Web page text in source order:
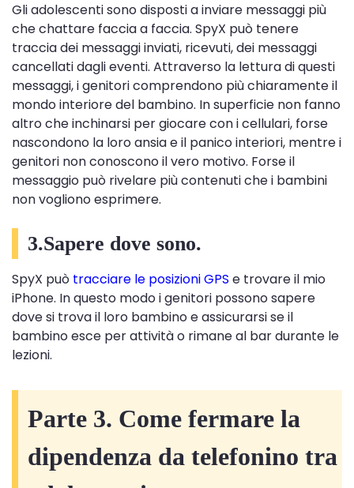
Gli adolescenti sono disposti a inviare messaggi più
che chattare faccia a faccia. SpyX può tenere
traccia dei messaggi inviati, ricevuti, dei messaggi
cancellati dagli eventi. Attraverso la lettura di questi
messaggi, i genitori comprendono più chiaramente il
mondo interiore del bambino. In superficie non fanno
altro che inchinarsi per giocare con i cellulari, forse
nascondono la loro ansia e il panico interiori, mentre i
genitori non conoscono il vero motivo. Forse il
messaggio può rivelare più contenuti che i bambini
non vogliono esprimere.
3.Sapere dove sono.
SpyX può tracciare le posizioni GPS e trovare il mio
iPhone. In questo modo i genitori possono sapere
dove si trova il loro bambino e assicurarsi se il
bambino esce per attività o rimane al bar durante le
lezioni.
Parte 3. Come fermare la
dipendenza da telefonino tra